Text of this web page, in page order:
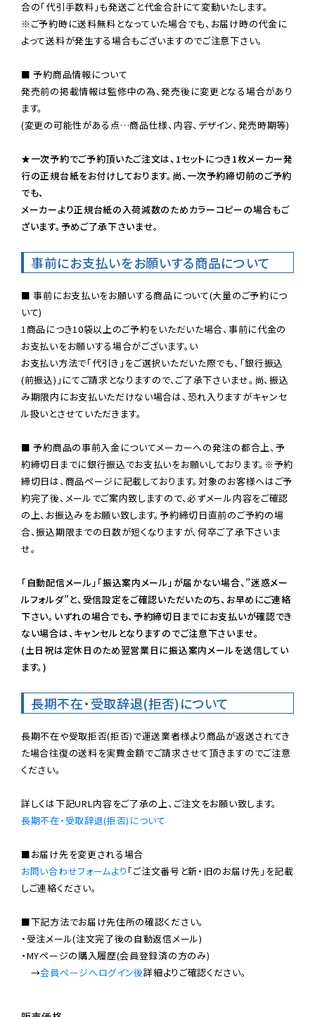
※ご予約時に送料無料となっていた場合でも、お届け時の代金に
よって送料が発生する場合もございますのでご注意下さい。
■ 予約商品情報について
発売前の掲載情報は監修中の為、発売後に変更となる場合があり
ます。
(変更の可能性がある点…商品仕様、内容、デザイン、発売時期等)
★一次予約でご予約頂いたご注文は、1セットにつき1枚メーカー発
行の正規台紙をお付けしております。尚、一次予約締切前のご予約
でも、
メーカーより正規台紙の入荷減数のためカラーコピーの場合もご
ざいます。予めご了承下さいませ。
事前にお支払いをお願いする商品について
■ 事前にお支払いをお願いする商品について(大量のご予約につ
いて)
1商品につき10袋以上のご予約をいただいた場合、事前に代金の
お支払いをお願いする場合がございます。い
お支払い方法で「代引き」をご選択いただいた際でも、「銀行振込
(前振込)」にてご請求となりますので、ご了承下さいませ。尚、振込
み期限内にお支払いただけない場合は、恐れ入りますがキャンセ
ル扱いとさせていただきます。
■ 予約商品の事前入金についてメーカーへの発注の都合上、予
約締切日までに銀行振込でお支払いをお願いしております。※予約
締切日は、商品ページに記載しております。対象のお客様へはご予
約完了後、メールでご案内致しますので、必ずメール内容をご確認
の上、お振込みをお願い致します。予約締切日直前のご予約の場
合、振込期限までの日数が短くなりますが、何卒ご了承下さいま
せ。
「自動配信メール」「振込案内メール」が届かない場合、”迷惑メー
ルフォルダ”と、受信設定をご確認いただいたのち、お早めにご連絡
下さい。いずれの場合でも、予約締切日までにお支払いが確認でき
ない場合は、キャンセルとなりますのでご注意下さいませ。
(土日祝は定休日のため翌営業日に振込案内メールを送信してい
ます。)
長期不在・受取辞退(拒否)について
長期不在や受取拒否(拒否)で運送業者様より商品が返送されてき
た場合往復の送料を実費金額でご請求させて頂きますのでご注意
ください。
長期不在・受取辞退(拒否)について
お問い合わせフォームより 「ご注文番号と新・旧のお届け先」を記載
しご連絡ください。
■下記方法でお届け先住所の確認ください。
・受注メール(注文完了後の自動返信メール)
・MYページの購入履歴(会員登録済の方のみ)
→会員ページへログイン後